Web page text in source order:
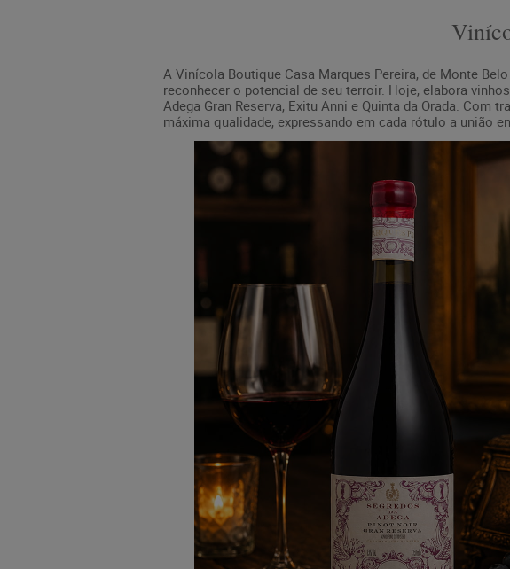
A Vinícola Boutique Casa Marques Pereira, de Monte
reconhecer o potencial de seu terroir. Hoje, elabora
Adega Gran Reserva, Exitu Anni e Quinta da Orada. Com
máxima qualidade, expressando em cada rótulo a união